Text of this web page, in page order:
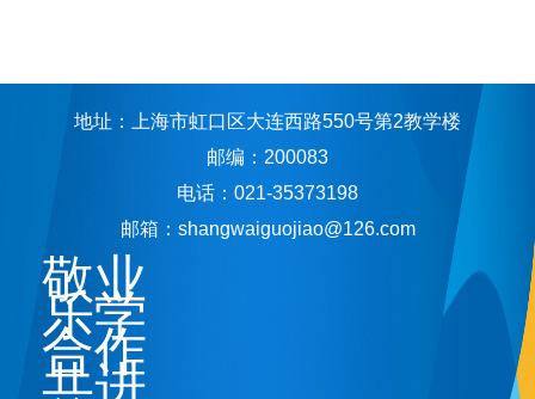
地址：上海市虹口区大连西路550号第2教学楼
邮编：200083
电话：021-35373198
邮箱：shangwaiguojiao@126.com
敬业
乐学
合作